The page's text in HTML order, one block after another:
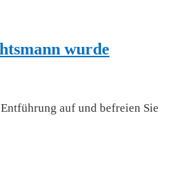
wurde
auf und befreien Sie